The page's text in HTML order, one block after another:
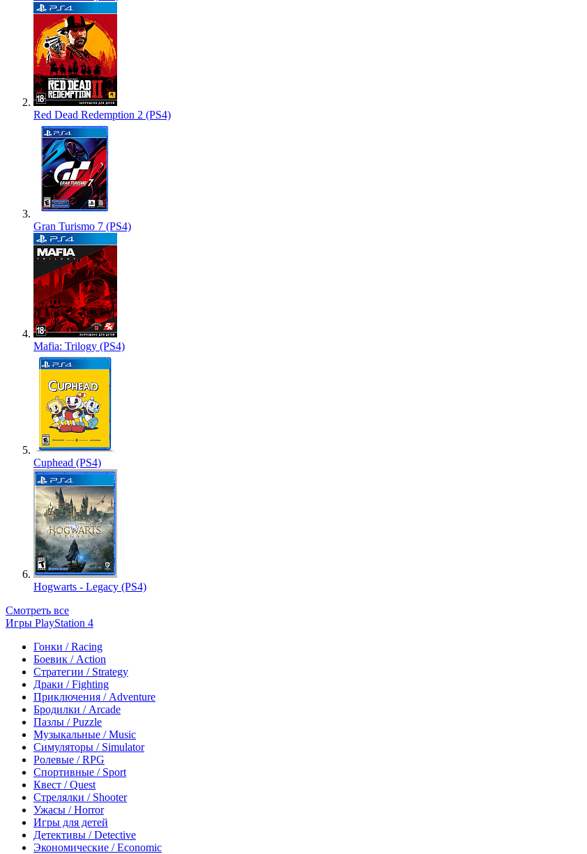
Red Dead Redemption 2 (PS4)
Gran Turismo 7 (PS4)
Mafia: Trilogy (PS4)
Cuphead (PS4)
Hogwarts - Legacy (PS4)
Смотреть все
Игры PlayStation 4
Гонки / Racing
Боевик / Action
Стратегии / Strategy
Драки / Fighting
Приключения / Adventure
Бродилки / Arcade
Пазлы / Puzzle
Музыкальные / Music
Симуляторы / Simulator
Ролевые / RPG
Спортивные / Sport
Квест / Quest
Стрелялки / Shooter
Ужасы / Horror
Игры для детей
Детективы / Detective
Экономические / Economic